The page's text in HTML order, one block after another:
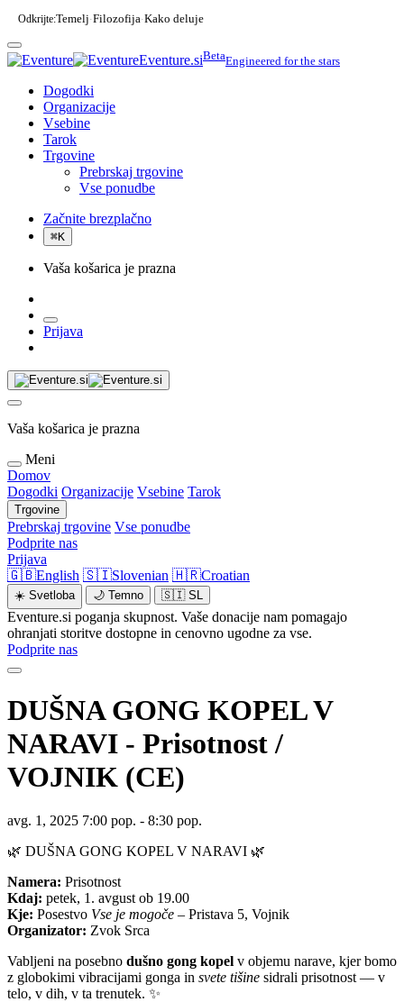
Odkrijte:Temelj·Filozofija·Kako deluje
Eventure.siBetaEngineered for the stars
Dogodki
Organizacije
Vsebine
Tarok
Trgovine
Prebrskaj trgovine
Vse ponudbe
Začnite brezplačno
⌘K
Vaša košarica je prazna
Prijava
Vaša košarica je prazna
Meni
Domov
Dogodki Organizacije Vsebine Tarok
Trgovine
Prebrskaj trgovine Vse ponudbe
Podprite nas
Prijava
🇬🇧English 🇸🇮Slovenian 🇭🇷Croatian
☀️ Svetloba 🌙 Temno 🇸🇮 SL
Eventure.si poganja skupnost. Vaše donacije nam pomagajo
ohranjati storitve dostopne in cenovno ugodne za vse.
Podprite nas
DUŠNA GONG KOPEL V
NARAVI - Prisotnost /
VOJNIK (CE)
avg. 1, 2025 7:00 pop. - 8:30 pop.
🌿 DUŠNA GONG KOPEL V NARAVI 🌿
Namera: Prisotnost
Kdaj: petek, 1. avgust ob 19.00
Kje: Posestvo Vse je mogoče – Pristava 5, Vojnik
Organizator: Zvok Srca
Vabljeni na posebno dušno gong kopel v objemu narave, kjer bomo
z globokimi vibracijami gonga in svete tišine sidrali prisotnost — v
telo, v dih, v ta trenutek. ✨